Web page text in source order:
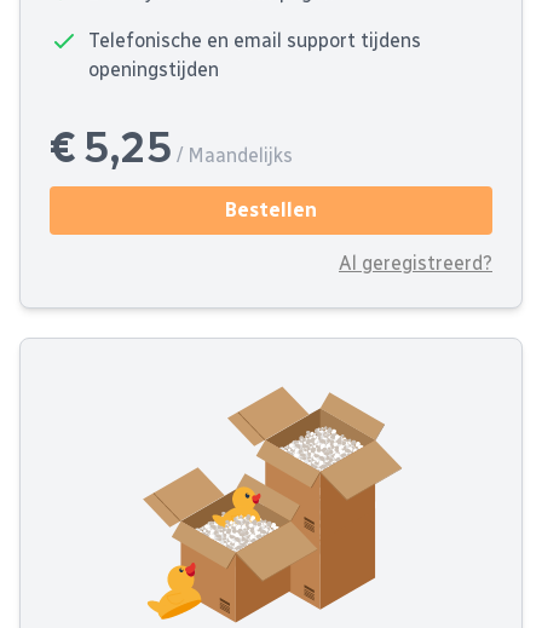
Telefonische en email support tijdens
openingstijden
€ 5,25 / Maandelijks
Bestellen
Al geregistreerd?